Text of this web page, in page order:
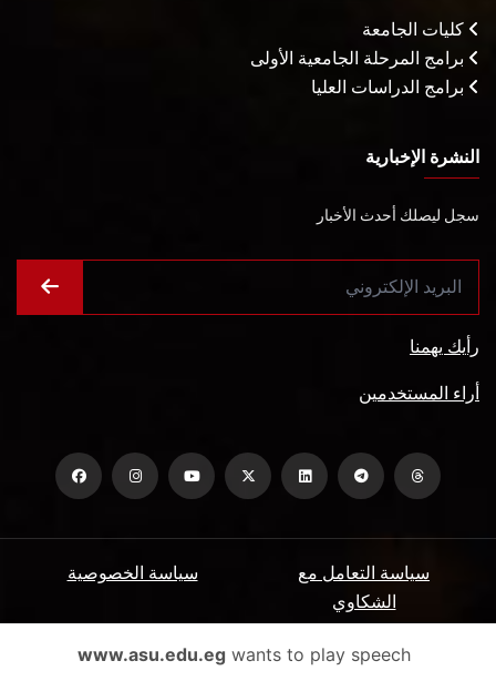
كليات الجامعة
برامج المرحلة الجامعية الأولى
برامج الدراسات العليا
النشرة الإخبارية
سجل ليصلك أحدث الأخبار
رأيك يهمنا
أراء المستخدمين
سياسة الخصوصية
سياسة التعامل مع
الشكاوي
الأسئلة الشائعة ميثاق المتعاملين www.asu.edu.egwants to play speech